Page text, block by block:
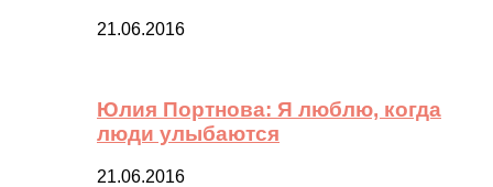
21.06.2016
Юлия Портнова: Я люблю, когда
люди улыбаются
21.06.2016